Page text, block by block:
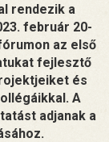
rendezik a
február 20-
az első
fejlesztő
és
A
adjanak a